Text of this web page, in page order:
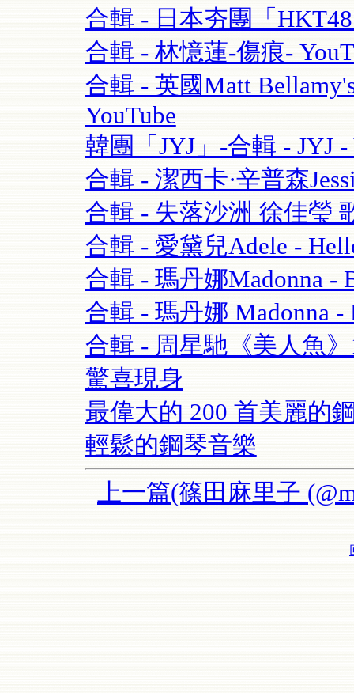
合輯 - 日本夯團「
合輯 - 林憶蓮-傷痕-
合輯 - 英國Matt
YouTube
韓團「JYJ」-合輯 - JYJ -
合輯 - 潔西卡·辛普森
合輯 - 失落沙洲 徐佳瑩
合輯 - 愛黛兒Adele -
合輯 - 瑪丹娜Madonna -
合輯 - 瑪丹娜 Madonna -
合輯 - 周星馳《美人魚
驚喜現身
最偉大的 200 首美麗的
輕鬆的鋼琴音樂
上一篇(篠田麻里子